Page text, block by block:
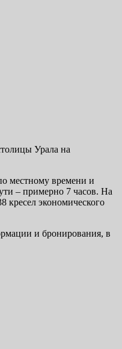
Урала на
местному времени и
– примерно 7 часов. На
кресел экономического
и бронирования, в